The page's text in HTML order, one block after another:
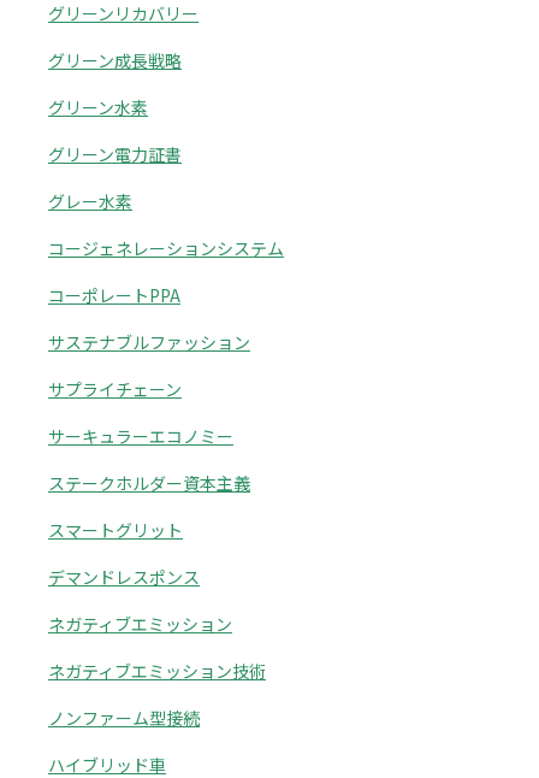
グリーンリカバリー
グリーン成長戦略
グリーン水素
グリーン電力証書
グレー水素
コージェネレーションシステム
コーポレートPPA
サステナブルファッション
サプライチェーン
サーキュラーエコノミー
ステークホルダー資本主義
スマートグリット
デマンドレスポンス
ネガティブエミッション
ネガティブエミッション技術
ノンファーム型接続
ハイブリッド車